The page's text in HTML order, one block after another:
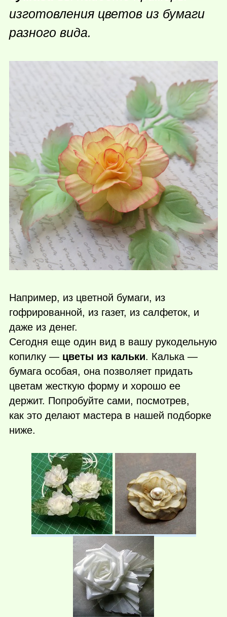
изготовления цветов из бумаги
разного вида.
Например, из цветной бумаги, из
гофрированной, из газет, из салфеток, и
даже из денег.
Сегодня еще один вид в вашу рукодельную
копилку — цветы из кальки. Калька —
бумага особая, она позволяет придать
цветам жесткую форму и хорошо ее
держит. Попробуйте сами, посмотрев,
как это делают мастера в нашей подборке
ниже.